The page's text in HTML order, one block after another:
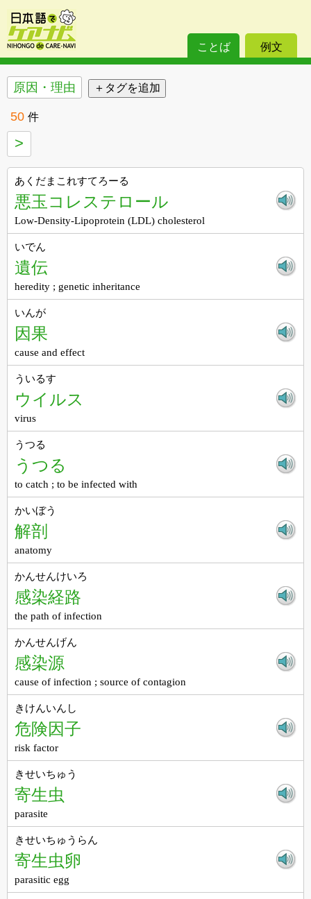
ことば 例文
原因・理由
50 件
>
あくだまこれすてろーる
悪玉コレステロール
Low-Density-Lipoprotein (LDL) cholesterol
いでん
遺伝
heredity ; genetic inheritance
いんが
因果
cause and effect
ういるす
ウイルス
virus
うつる
うつる
to catch ; to be infected with
かいぼう
解剖
anatomy
かんせんけいろ
感染経路
the path of infection
かんせんげん
感染源
cause of infection ; source of contagion
きけんいんし
危険因子
risk factor
きせいちゅう
寄生虫
parasite
きせいちゅうらん
寄生虫卵
parasitic egg